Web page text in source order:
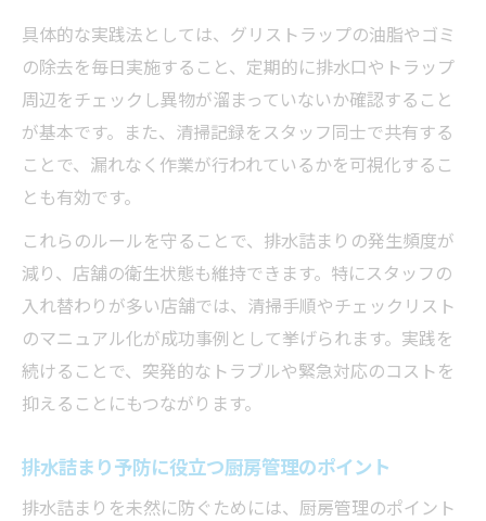
具体的な実践法としては、グリストラップの油脂やゴミ
の除去を毎日実施すること、定期的に排水口やトラップ
周辺をチェックし異物が溜まっていないか確認すること
が基本です。また、清掃記録をスタッフ同士で共有する
ことで、漏れなく作業が行われているかを可視化するこ
とも有効です。
これらのルールを守ることで、排水詰まりの発生頻度が
減り、店舗の衛生状態も維持できます。特にスタッフの
入れ替わりが多い店舗では、清掃手順やチェックリスト
のマニュアル化が成功事例として挙げられます。実践を
続けることで、突発的なトラブルや緊急対応のコストを
抑えることにもつながります。
排水詰まり予防に役立つ厨房管理のポイント
排水詰まりを未然に防ぐためには、厨房管理のポイント